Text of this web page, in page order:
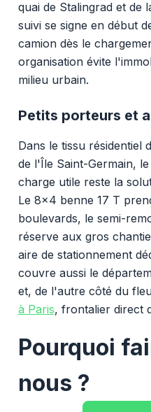
quai de Stalingrad et de
suivi se signe en début
camion dès le
organisation évite
milieu urbain.
Petits porteurs et
Dans le tissu résidentiel
de l'Île Saint-Germain,
charge utile reste la
Le 8x4 benne 17 T
boulevards, le semi-
réserve aux gros
aire de stationnement
couvre aussi le
et, de l'autre côté du
à Paris, frontalier direct
Pourquoi
nous ?